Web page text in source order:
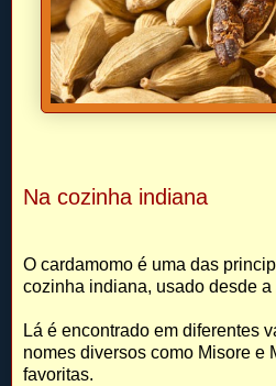
Na cozinha indiana
O cardamomo é uma das
cozinha indiana, usado desde a
Lá é encontrado em diferentes
nomes diversos como Misore e
favoritas.